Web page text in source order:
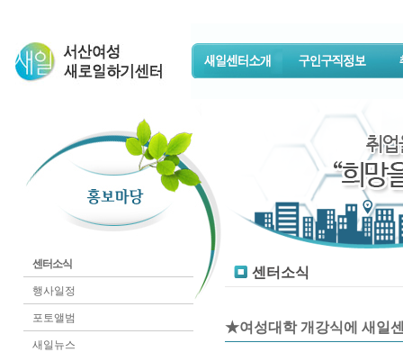
센터소식
행사일정
포토앨범
새일뉴스
센터소식
★여성대학 개강식에 새일